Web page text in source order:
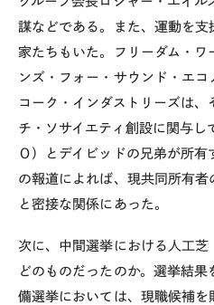
謀などである。また、運動を
家たちもいた。フリーダム・ワ
ンズ・フォー・サウンド・エコ
コーク・インダストリーズは
チ・ソサイエティ創設に関与し
Ｏ）とデイビッドの兄弟が所
の報道によれば、現共同所有
と密接な関係にあった。
次に、中間選挙における人工
どのものだったのか。選挙結
備選挙においては、現職候補